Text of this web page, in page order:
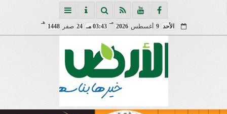
الأحد 9 أغسطس2026
مـ
03:43 مـ 24 صفر1448
هـ